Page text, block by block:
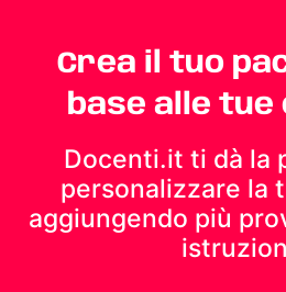
Crea il tuo
base alle tue
Docenti.it ti dà la
personalizzare la
aggiungendo più